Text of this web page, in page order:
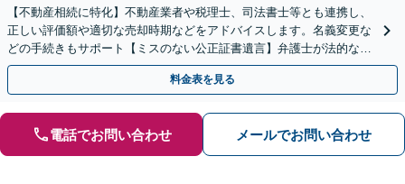
【不動産相続に特化】不動産業者や税理士、司法書士等とも連携し、
正しい評価額や適切な売却時期などをアドバイスします。名義変更な
どの手続きもサポート【ミスのない公正証書遺言】弁護士が法的な観
点から遺言書を作成します。
料金表を見る
電話でお問い合わせ メールでお問い合わせ